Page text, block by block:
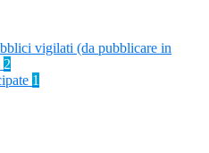
vigilati (da pubblicare in
2
1